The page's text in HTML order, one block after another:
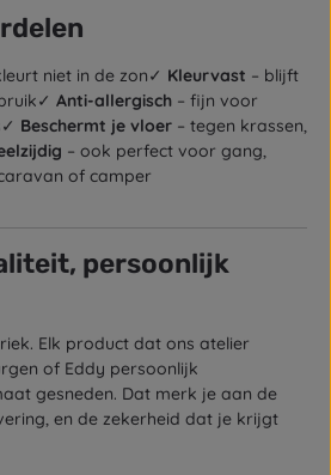
niet in de zon✓ Kleurvast – blijft
Anti-allergisch – fijn voor
Beschermt je vloer – tegen krassen,
– ook perfect voor gang,
of camper
persoonlijk
Elk product dat ons atelier
of Eddy persoonlijk
gesneden. Dat merk je aan de
en de zekerheid dat je krijgt